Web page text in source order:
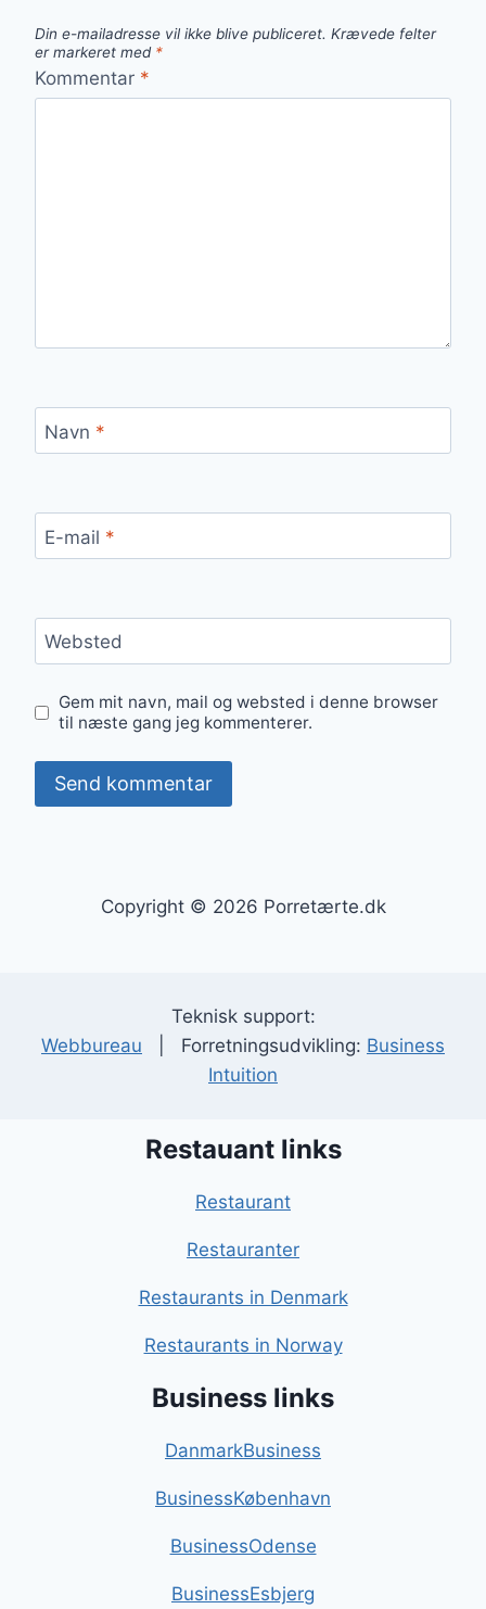
Din e-mailadresse vil ikke blive publiceret. Krævede felter
er markeret med *
Kommentar *
Navn *
E-mail *
Websted
Gem mit navn, mail og websted i denne browser
til næste gang jeg kommenterer.
Copyright © 2026 Porretærte.dk
Teknisk support:
Webbureau | Forretningsudvikling: Business
Intuition
Restauant links
Restaurant
Restauranter
Restaurants in Denmark
Restaurants in Norway
Business links
DanmarkBusiness
BusinessKøbenhavn
BusinessOdense
BusinessEsbjerg